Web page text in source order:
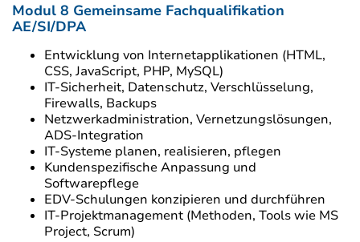
Modul 8 Gemeinsame Fachqualifikation
AE/SI/DPA
Entwicklung von Internetapplikationen (HTML,
CSS, JavaScript, PHP, MySQL)
IT-Sicherheit, Datenschutz, Verschlüsselung,
Firewalls, Backups
Netzwerkadministration, Vernetzungslösungen,
ADS-Integration
IT-Systeme planen, realisieren, pflegen
Kundenspezifische Anpassung und
Softwarepflege
EDV-Schulungen konzipieren und durchführen
IT-Projektmanagement (Methoden, Tools wie MS
Project, Scrum)